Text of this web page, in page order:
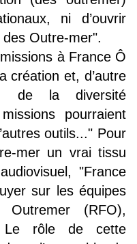
ni d’ouvrir
des Outre-mer".
à France Ô
création et, d’autre
de la diversité
pourraient
outils..." Pour
mer un vrai tissu
"France
sur les équipes
Outremer (RFO),
Le rôle de cette